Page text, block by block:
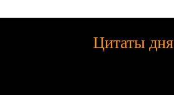
Цитаты дня